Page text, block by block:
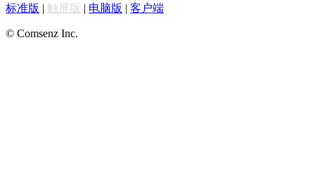
标准版 | 触屏版 | 电脑版 | 客户端
© Comsenz Inc.